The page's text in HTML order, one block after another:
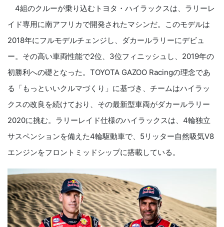
4組のクルーが乗り込むトヨタ・ハイラックスは、ラリーレ
イド専用に南アフリカで開発されたマシンだ。このモデルは
2018年にフルモデルチェンジし、ダカールラリーにデビュ
ー。その高い車両性能で2位、3位フィニッシュし、2019年の
初勝利への礎となった。TOYOTA GAZOO Racingの理念であ
る「もっといいクルマづくり」に基づき、チームはハイラッ
クスの改良を続けており、その最新型車両がダカールラリー
2020に挑む。ラリーレイド仕様のハイラックスは、4輪独立
サスペンションを備えた4輪駆動車で、5リッター自然吸気V8
エンジンをフロントミッドシップに搭載している。